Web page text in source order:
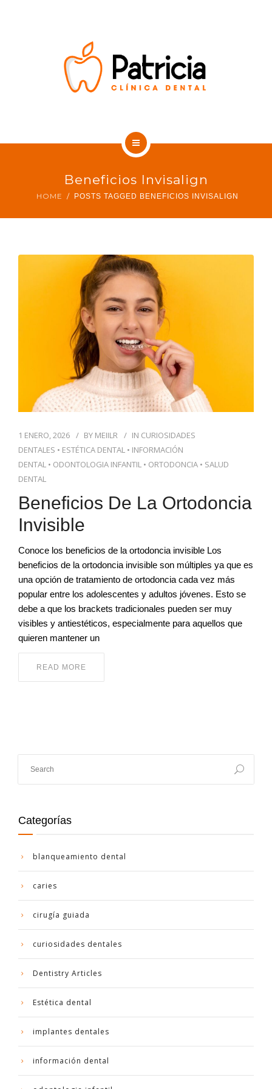
BLOG DENTAL
SOBRE NOSOTROS
Beneficios Invisalign
HOME POSTS TAGGED BENEFICIOS INVISALIGN
1 ENERO, 2026 BY MEIILR IN CURIOSIDADES
DENTALES • ESTÉTICA DENTAL • INFORMACIÓN
DENTAL • ODONTOLOGIA INFANTIL • ORTODONCIA • SALUD
DENTAL
Beneficios De La Ortodoncia
Invisible
Conoce los beneficios de la ortodoncia invisible Los
beneficios de la ortodoncia invisible son múltiples ya que es
una opción de tratamiento de ortodoncia cada vez más
popular entre los adolescentes y adultos jóvenes. Esto se
debe a que los brackets tradicionales pueden ser muy
visibles y antiestéticos, especialmente para aquellos que
quieren mantener un
READ MORE
Categorías
blanqueamiento dental
caries
cirugía guiada
curiosidades dentales
Dentistry Articles
Estética dental
implantes dentales
información dental